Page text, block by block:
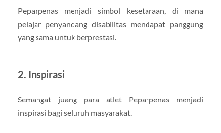
Peparpenas menjadi simbol kesetaraan, di mana
pelajar penyandang disabilitas mendapat panggung
yang sama untuk berprestasi.
2. Inspirasi
Semangat juang para atlet Peparpenas menjadi
inspirasi bagi seluruh masyarakat.